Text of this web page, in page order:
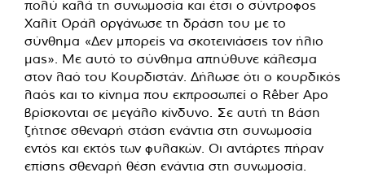
πολύ καλά τη συνωμοσία και έτσι ο σύντροφος
Χαλίτ Οράλ οργάνωσε τη δράση του με το
σύνθημα «Δεν μπορείς να σκοτεινιάσεις τον ήλιο
μας». Με αυτό το σύνθημα απηύθυνε κάλεσμα
στον λαό του Κουρδιστάν. Δήλωσε ότι ο κουρδικός
λαός και το κίνημα που εκπροσωπεί ο Rêber Apo
βρίσκονται σε μεγάλο κίνδυνο. Σε αυτή τη βάση
ζήτησε σθεναρή στάση ενάντια στη συνωμοσία
εντός και εκτός των φυλακών. Οι αντάρτες πήραν
επίσης σθεναρή θέση ενάντια στη συνωμοσία.